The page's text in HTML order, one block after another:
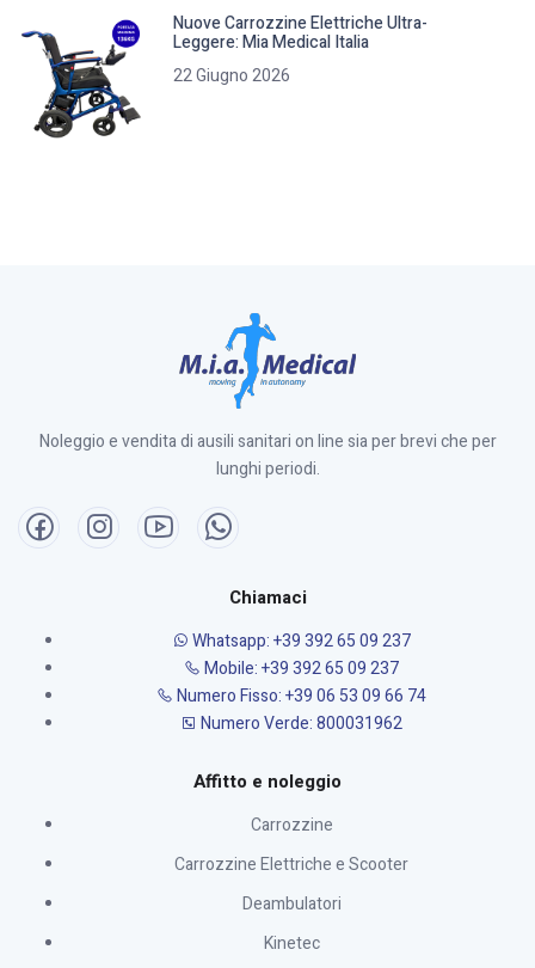
Nuove Carrozzine Elettriche Ultra-
Leggere: Mia Medical Italia
22 Giugno 2026
Noleggio e vendita di ausili sanitari on line sia per brevi che per
lunghi periodi.
Chiamaci
Whatsapp: +39 392 65 09 237
Mobile: +39 392 65 09 237
Numero Fisso: +39 06 53 09 66 74
Numero Verde: 800031962
Affitto e noleggio
Carrozzine
Carrozzine Elettriche e Scooter
Deambulatori
Kinetec